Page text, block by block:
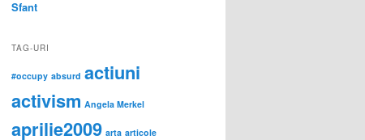
Sfant
TAG-URI
#occupy absurd actiuni
activism Angela Merkel
aprilie2009 arta articole